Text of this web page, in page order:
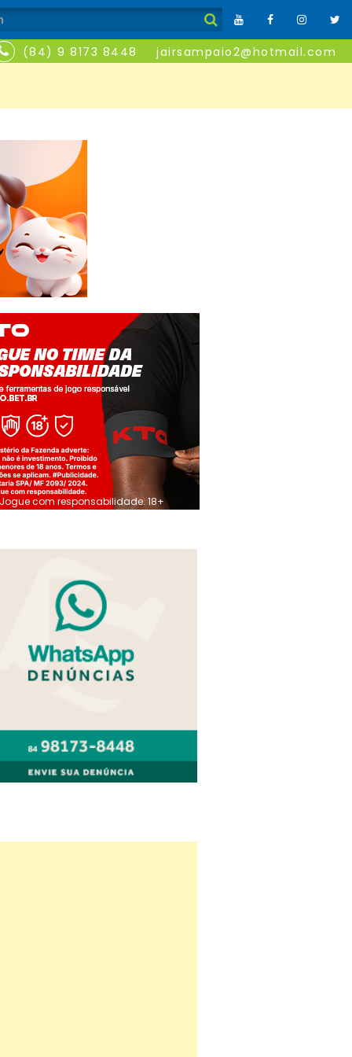
(84) 9 8173 8448 jairsampaio2@hotmail.com
Jogue com responsabilidade. 18+